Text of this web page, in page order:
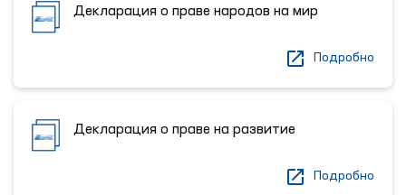
Декларация о праве народов на мир
Подробно
Декларация о праве на развитие
Подробно